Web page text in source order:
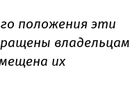
положения эти
владельцам
их